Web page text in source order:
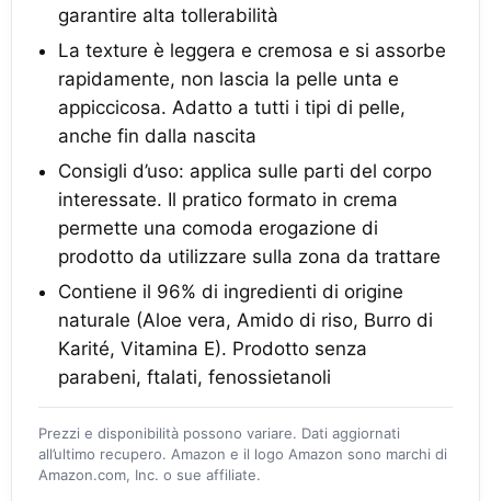
garantire alta tollerabilità
La texture è leggera e cremosa e si assorbe
rapidamente, non lascia la pelle unta e
appiccicosa. Adatto a tutti i tipi di pelle,
anche fin dalla nascita
Consigli d’uso: applica sulle parti del corpo
interessate. Il pratico formato in crema
permette una comoda erogazione di
prodotto da utilizzare sulla zona da trattare
Contiene il 96% di ingredienti di origine
naturale (Aloe vera, Amido di riso, Burro di
Karité, Vitamina E). Prodotto senza
parabeni, ftalati, fenossietanoli
Prezzi e disponibilità possono variare. Dati aggiornati
all’ultimo recupero. Amazon e il logo Amazon sono marchi di
Amazon.com, Inc. o sue affiliate.